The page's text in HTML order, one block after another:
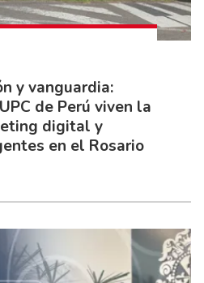
y vanguardia:
de Perú viven la
digital y
en el Rosario